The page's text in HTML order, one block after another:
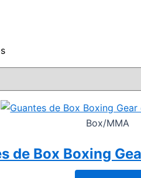
Box/MMA
de Box Boxing